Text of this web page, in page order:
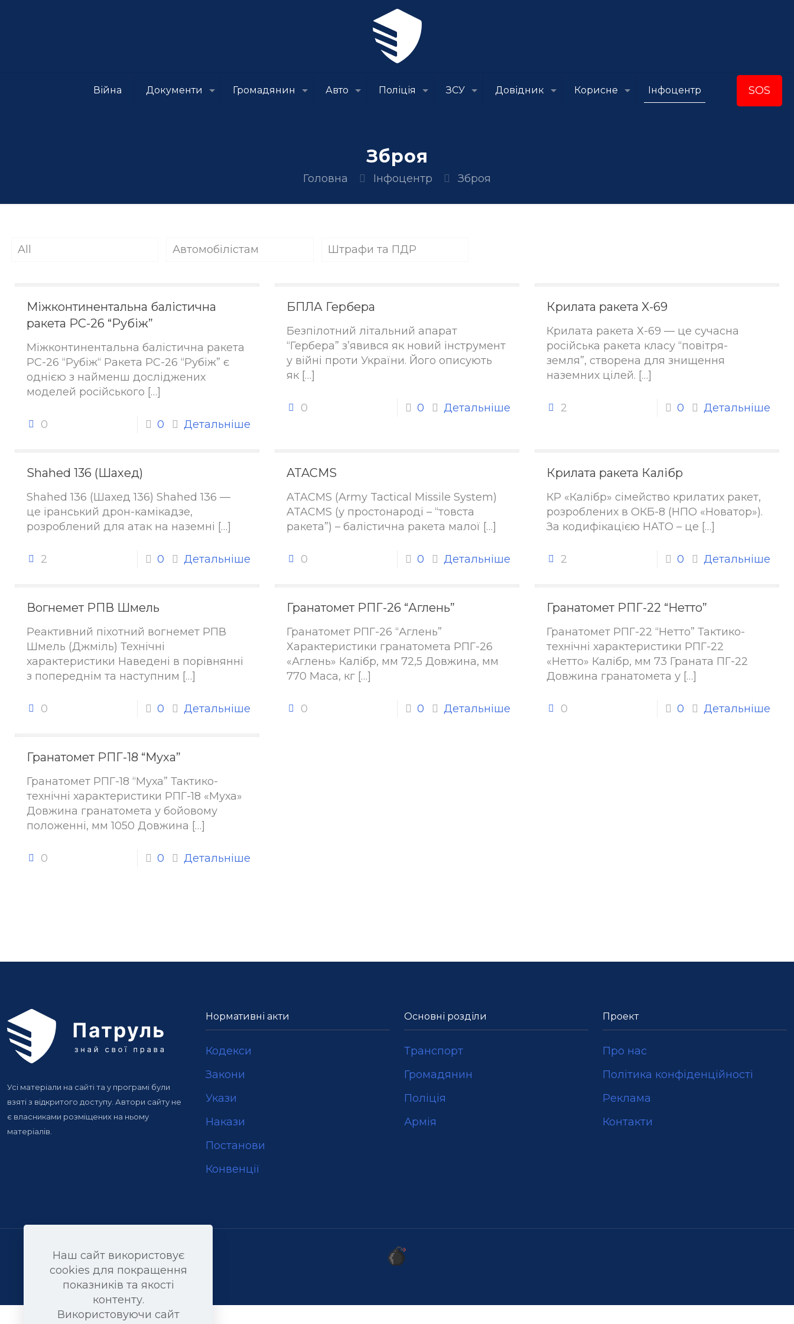
Війна Документи Громадянин Авто Поліція ЗСУ Довідник Корисне Інфоцентр SOS
Зброя
Головна Інфоцентр Зброя
All Автомобілістам Штрафи та ПДР
Міжконтинентальна балістична
ракета РС-26 “Рубіж”
Міжконтинентальна балістична ракета
РС-26 “Рубіж“ Ракета РС-26 “Рубіж” є
однією з найменш досліджених
моделей російського […]
0 0 Детальніше
БПЛА Гербера
Безпілотний літальний апарат
“Гербера” з’явився як новий інструмент
у війні проти України. Його описують
як […]
0 0 Детальніше
Крилата ракета X-69
Крилата ракета Х-69 — це сучасна
російська ракета класу “повітря-
земля”, створена для знищення
наземних цілей. […]
2 0 Детальніше
Shahed 136 (Шахед)
Shahed 136 (Шахед 136) Shahed 136 —
це іранський дрон-камікадзе,
розроблений для атак на наземні […]
2 0 Детальніше
ATACMS
ATACMS (Army Tactical Missile System)
ATACMS (у простонароді – “товста
ракета”) – балістична ракета малої […]
0 0 Детальніше
Крилата ракета Калібр
КР «Калібр» сімейство крилатих ракет,
розроблених в ОКБ-8 (НПО «Новатор»).
За кодифікацією НАТО – це […]
2 0 Детальніше
Вогнемет РПВ Шмель
Реактивний піхотний вогнемет РПВ
Шмель (Джміль) Технічні
характеристики Наведені в порівнянні
з попереднім та наступним […]
0 0 Детальніше
Гранатомет РПГ-26 “Аглень”
Гранатомет РПГ-26 “Аглень”
Характеристики гранатомета РПГ-26
«Аглень» Калібр, мм 72,5 Довжина, мм
770 Маса, кг […]
0 0 Детальніше
Гранатомет РПГ-22 “Нетто”
Гранатомет РПГ-22 “Нетто” Тактико-
технічні характеристики РПГ-22
«Нетто» Калібр, мм 73 Граната ПГ-22
Довжина гранатомета у […]
0 0 Детальніше
Гранатомет РПГ-18 “Муха”
Гранатомет РПГ-18 “Муха” Тактико-
технічні характеристики РПГ-18 «Муха»
Довжина гранатомета у бойовому
положенні, мм 1050 Довжина […]
0 0 Детальніше
Усі матеріали на сайті та у програмі були
взяті з відкритого доступу. Автори сайту не
є власниками розміщених на ньому
матеріалів.
Нормативні акти
Кодекси
Закони
Укази
Накази
Постанови
Конвенції
Основні розділи
Транспорт
Громадянин
Поліція
Армія
Проект
Про нас
Політика конфіденційності
Реклама
Контакти
Наш сайт використовує
cookies для покращення
показників та якості
контенту.
Використовуючи сайт